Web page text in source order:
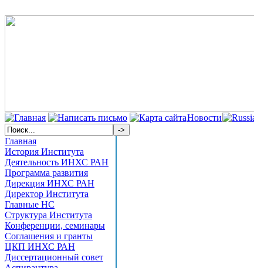
Новости
Главная
История Института
Деятельность ИНХС РАН
Программа развития
Дирекция ИНХС РАН
Директор Института
Главные НС
Структура Института
Конференции, семинары
Соглашения и гранты
ЦКП ИНХС РАН
Диссертационный совет